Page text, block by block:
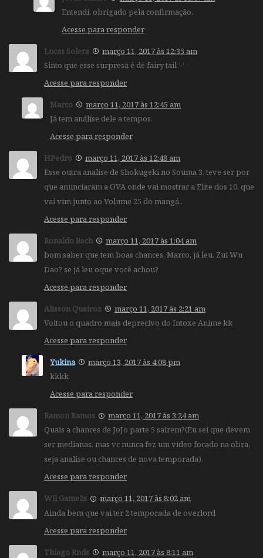
Entendi, obrigado pela confirmação.
Acesse para responder
Lucas Solera
março 11, 2017 às 12:35 am
Sinto que esse surpresa é de fairy tail ‘-‘
Acesse para responder
Marco
março 11, 2017 às 12:45 am
Já tem análise dele a tempos.
Acesse para responder
HPedro
março 11, 2017 às 12:48 am
Esse outra analise de Shokugeki no Souma 3, teve ser por
que anunciaram a OVA onde vai mostrar a Elite dos 10, que
vai vim junto ao Volume 25 do mangá..
Acesse para responder
Ronaldo Rech
março 11, 2017 às 1:04 am
bom saber que tem boas chances, Marco, já leu, Zui Wu
Dao? se já leu oque você achou?
Acesse para responder
Alisson Queiroz
março 11, 2017 às 2:21 am
Voltou o quadro mais deprecivo do Intoxe Anime kk
Acesse para responder
Yukina
março 13, 2017 às 4:08 pm
kkkk
Acesse para responder
Ramon Ramos
março 11, 2017 às 3:24 am
Quais a chances de JoJo parte 5 sairem?(Eu sei que devem
ser medianas, mas vc nunca fez um video focado na obra,
seja analise ou chances de nova temporada).
Acesse para responder
Wil Game2s
março 11, 2017 às 8:02 am
Ainda bem que vai ter 2 temporada de overlord
Acesse para responder
Thiago Rnds
março 11, 2017 às 8:11 am